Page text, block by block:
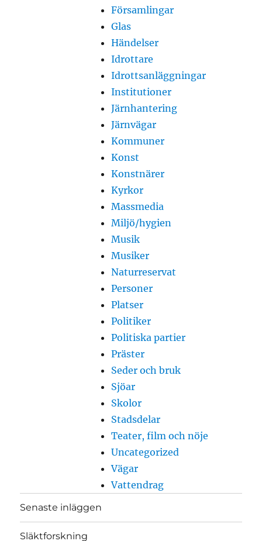
Församlingar
Glas
Händelser
Idrottare
Idrottsanläggningar
Institutioner
Järnhantering
Järnvägar
Kommuner
Konst
Konstnärer
Kyrkor
Massmedia
Miljö/hygien
Musik
Musiker
Naturreservat
Personer
Platser
Politiker
Politiska partier
Präster
Seder och bruk
Sjöar
Skolor
Stadsdelar
Teater, film och nöje
Uncategorized
Vägar
Vattendrag
Senaste inläggen
Släktforskning